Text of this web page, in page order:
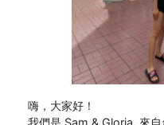
嗨，大家好！
我們是 Sam & Gloria, 來自